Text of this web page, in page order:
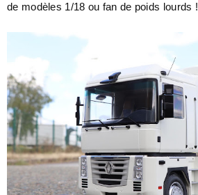
de modèles 1/18 ou fan de poids lourds !